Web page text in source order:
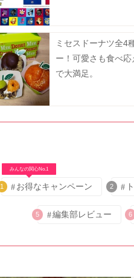
ミセスドーナツ全4
ー！可愛さも食べ応
で大満足。
みんなの関心No.1
1 お得なキャンペーン 2
5 編集部レビュー 6